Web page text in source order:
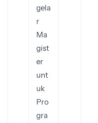
gela
r
Ma
gist
er
unt
uk
Pro
gra